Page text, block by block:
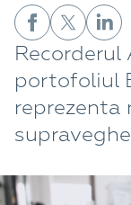
Recorderul
portofoliul
reprezenta